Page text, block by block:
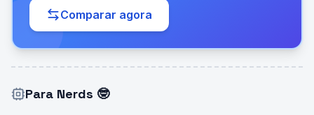
Comparar agora
Para Nerds 🤓